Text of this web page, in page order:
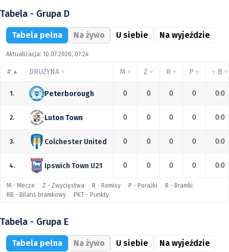
Tabela - Grupa D
Tabela pełna Na żywo U siebie Na wyjeździe
Aktualizacja: 10.07.2026, 07:24
# DRUŻYNA M Z R P B
1. Peterborough 0 0 0 0 0:0
2. Luton Town 0 0 0 0 0:0
3. Colchester United 0 0 0 0 0:0
4. Ipswich Town U21 0 0 0 0 0:0
M - Mecze Z - Zwycięstwa R - Remisy P - Porażki
B - Bramki
RB - Bilans bramkowy
PKT - Punkty
Tabela - Grupa E
Tabela pełna Na żywo U siebie Na wyjeździe